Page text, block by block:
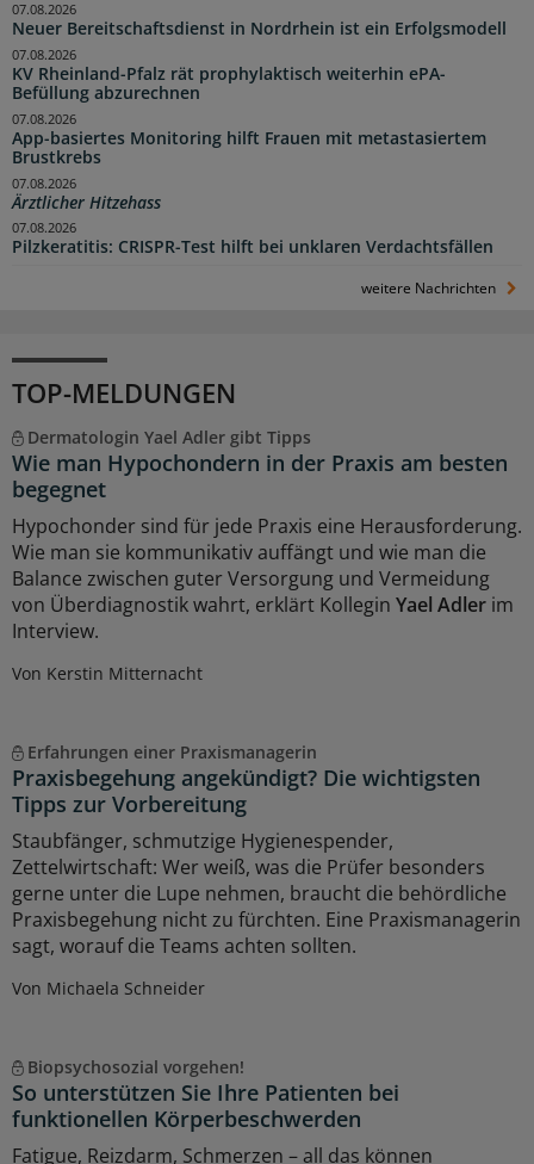
Neuer Bereitschaftsdienst in Nordrhein ist ein Erfolgsmodell
07.08.2026
KV Rheinland-Pfalz rät prophylaktisch weiterhin ePA-
Befüllung abzurechnen
07.08.2026
App-basiertes Monitoring hilft Frauen mit metastasiertem
Brustkrebs
07.08.2026
Ärztlicher Hitzehass
07.08.2026
Pilzkeratitis: CRISPR-Test hilft bei unklaren Verdachtsfällen
07.08.2026
weitere Nachrichten
TOP-MELDUNGEN
Dermatologin Yael Adler gibt Tipps
Wie man Hypochondern in der Praxis am besten
begegnet
Hypochonder sind für jede Praxis eine Herausforderung.
Wie man sie kommunikativ auffängt und wie man die
Balance zwischen guter Versorgung und Vermeidung
von Überdiagnostik wahrt, erklärt Kollegin Yael Adler im
Interview.
Von Kerstin Mitternacht
Erfahrungen einer Praxismanagerin
Praxisbegehung angekündigt? Die wichtigsten
Tipps zur Vorbereitung
Staubfänger, schmutzige Hygienespender,
Zettelwirtschaft: Wer weiß, was die Prüfer besonders
gerne unter die Lupe nehmen, braucht die behördliche
Praxisbegehung nicht zu fürchten. Eine Praxismanagerin
sagt, worauf die Teams achten sollten.
Von Michaela Schneider
Biopsychosozial vorgehen!
So unterstützen Sie Ihre Patienten bei
funktionellen Körperbeschwerden
Fatigue, Reizdarm, Schmerzen – all das können